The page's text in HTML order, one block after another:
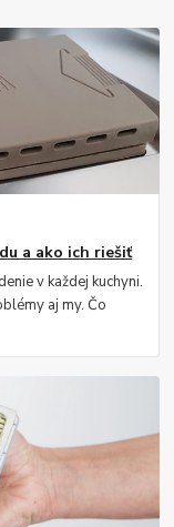
a ako ich riešiť
v každej kuchyni.
aj my. Čo